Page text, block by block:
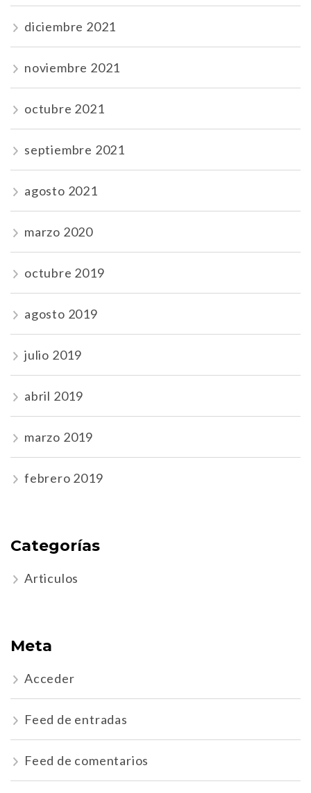
diciembre 2021
noviembre 2021
octubre 2021
septiembre 2021
agosto 2021
marzo 2020
octubre 2019
agosto 2019
julio 2019
abril 2019
marzo 2019
febrero 2019
Categorías
Articulos
Meta
Acceder
Feed de entradas
Feed de comentarios